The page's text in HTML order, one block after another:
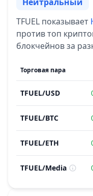
Настроение
TFUEL показывает
против топ
блокчейнов за
Торговая пара
TFUEL/USD
TFUEL/BTC
TFUEL/ETH
TFUEL/Media